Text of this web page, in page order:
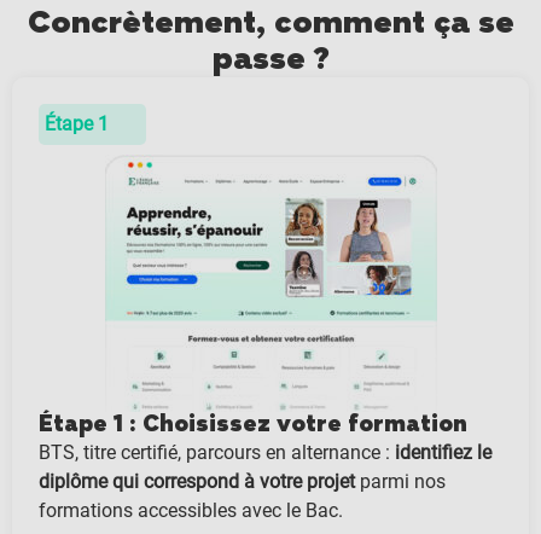
Concrètement, comment ça se
passe ?
Étape 1
Étape 1 : Choisissez votre formation
BTS, titre certifié, parcours en alternance : identifiez le
diplôme qui correspond à votre projetparmi nos
formations accessibles avec le Bac.